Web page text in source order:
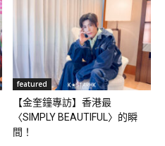
featured
【金奎鐘專訪】香港最
〈SIMPLY BEAUTIFUL〉的瞬
間！